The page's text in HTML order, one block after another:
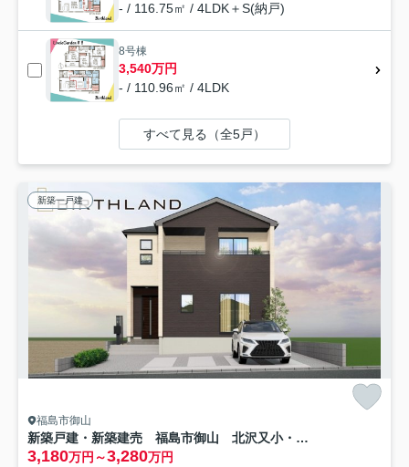
- / 116.75㎡ / 4LDK＋S(納戸)
8号棟
3,540万円
- / 110.96㎡ / 4LDK
すべて見る（全5戸）
新築一戸建
福島市御山
新築戸建・新築建売 福島市御山 北沢又小・信陵中
3,180万円～3,280万円